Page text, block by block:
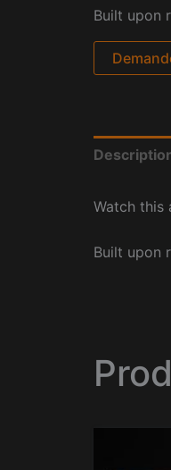
Built upon
Watch this
Built upon